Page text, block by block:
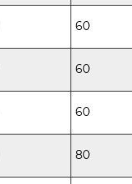
60
60
60
80